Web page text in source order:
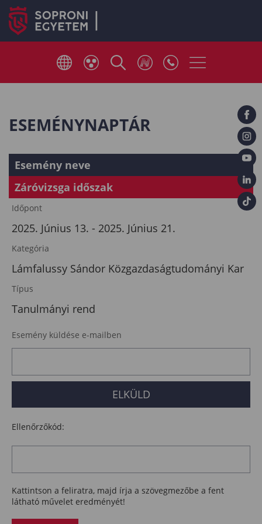
ESEMÉNYNAPTÁR
Esemény neve
Záróvizsga időszak
Időpont
2025. Június 13. - 2025. Június 21.
Kategória
Lámfalussy Sándor Közgazdaságtudományi Kar
Típus
Tanulmányi rend
Esemény küldése e-mailben
Ellenőrzőkód:
Kattintson a feliratra, majd írja a szövegmezőbe a fent
látható művelet eredményét!